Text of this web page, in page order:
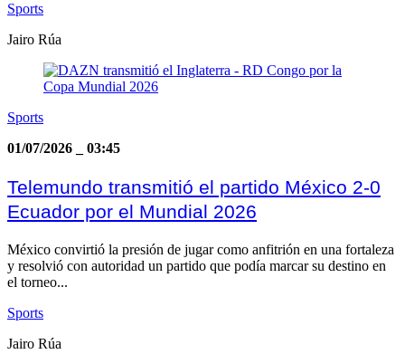
Sports
Jairo Rúa
Sports
01/07/2026
03:45
Telemundo transmitió el partido México 2-0
Ecuador por el Mundial 2026
México convirtió la presión de jugar como anfitrión en una fortaleza
y resolvió con autoridad un partido que podía marcar su destino en
el torneo...
Sports
Jairo Rúa